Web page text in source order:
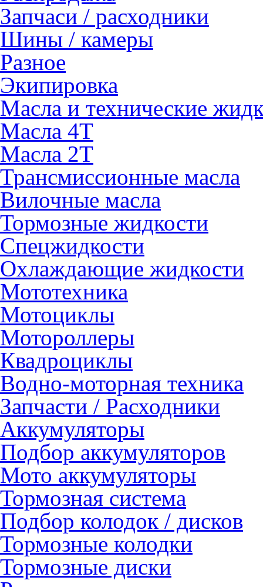
Запчаси / расходники
Шины / камеры
Разное
Экипировка
Масла и технические
Масла 4Т
Масла 2Т
Трансмиссионные масла
Вилочные масла
Тормозные жидкости
Спецжидкости
Охлаждающие жидкости
Мототехника
Мотоциклы
Мотороллеры
Квадроциклы
Водно-моторная техника
Запчасти / Расходники
Аккумуляторы
Подбор аккумуляторов
Мото аккумуляторы
Тормозная система
Подбор колодок / дисков
Тормозные колодки
Тормозные диски